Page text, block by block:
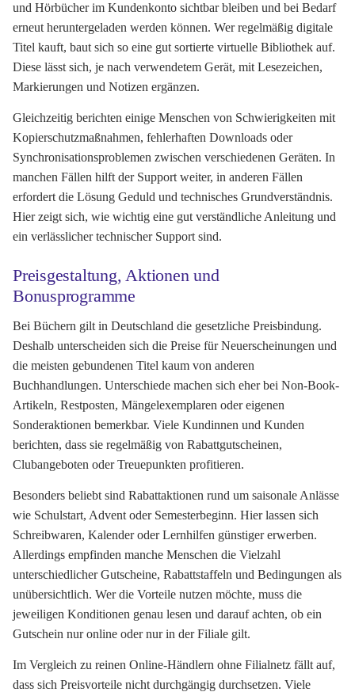
und Hörbücher im Kundenkonto sichtbar bleiben und bei Bedarf
erneut heruntergeladen werden können. Wer regelmäßig digitale
Titel kauft, baut sich so eine gut sortierte virtuelle Bibliothek auf.
Diese lässt sich, je nach verwendetem Gerät, mit Lesezeichen,
Markierungen und Notizen ergänzen.
Gleichzeitig berichten einige Menschen von Schwierigkeiten mit
Kopierschutzmaßnahmen, fehlerhaften Downloads oder
Synchronisationsproblemen zwischen verschiedenen Geräten. In
manchen Fällen hilft der Support weiter, in anderen Fällen
erfordert die Lösung Geduld und technisches Grundverständnis.
Hier zeigt sich, wie wichtig eine gut verständliche Anleitung und
ein verlässlicher technischer Support sind.
Preisgestaltung, Aktionen und
Bonusprogramme
Bei Büchern gilt in Deutschland die gesetzliche Preisbindung.
Deshalb unterscheiden sich die Preise für Neuerscheinungen und
die meisten gebundenen Titel kaum von anderen
Buchhandlungen. Unterschiede machen sich eher bei Non-Book-
Artikeln, Restposten, Mängelexemplaren oder eigenen
Sonderaktionen bemerkbar. Viele Kundinnen und Kunden
berichten, dass sie regelmäßig von Rabattgutscheinen,
Clubangeboten oder Treuepunkten profitieren.
Besonders beliebt sind Rabattaktionen rund um saisonale Anlässe
wie Schulstart, Advent oder Semesterbeginn. Hier lassen sich
Schreibwaren, Kalender oder Lernhilfen günstiger erwerben.
Allerdings empfinden manche Menschen die Vielzahl
unterschiedlicher Gutscheine, Rabattstaffeln und Bedingungen als
unübersichtlich. Wer die Vorteile nutzen möchte, muss die
jeweiligen Konditionen genau lesen und darauf achten, ob ein
Gutschein nur online oder nur in der Filiale gilt.
Im Vergleich zu reinen Online-Händlern ohne Filialnetz fällt auf,
dass sich Preisvorteile nicht durchgängig durchsetzen. Viele